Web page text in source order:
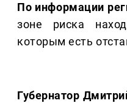
По информации
зоне риска
которым есть
Губернатор